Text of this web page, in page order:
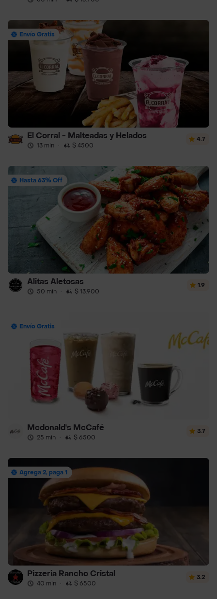
Envío Gratis
El Corral - Malteadas y Helados
13 min · $ 4500
4.7
Hasta 63% Off
Alitas Aletosas
50 min · $ 13.900
1.9
Envío Gratis
Mcdonald's McCafé
25 min · $ 6500
3.7
Agrega 2, paga 1
Pizzeria Rancho Cristal
40 min · $ 6500
3.2